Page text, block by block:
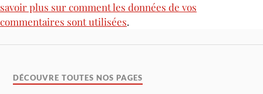
savoir plus sur comment les données de vos
commentaires sont utilisées.
DÉCOUVRE TOUTES NOS PAGES